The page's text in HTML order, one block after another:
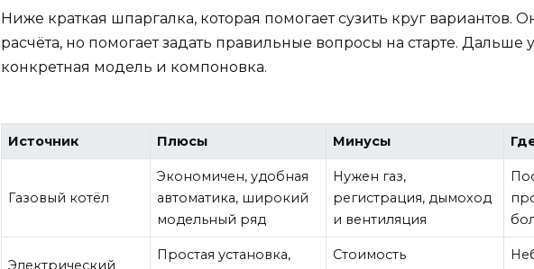
Ниже краткая шпаргалка, которая помогает сузить круг вариантов.
расчёта, но помогает задать правильные вопросы на старте. Дальше
конкретная модель и компоновка.
Источник Плюсы Минусы
Газовый котёл
Экономичен, удобная
автоматика, широкий
модельный ряд
Нужен газ,
регистрация, дымоход
и вентиляция
Электрический
Простая установка,
Стоимость